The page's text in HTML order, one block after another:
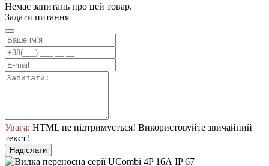
Немає запитань про цей товар.
Задати питання
Увага: HTML не підтримується! Використовуйте звичайний
текст!
Надіслати